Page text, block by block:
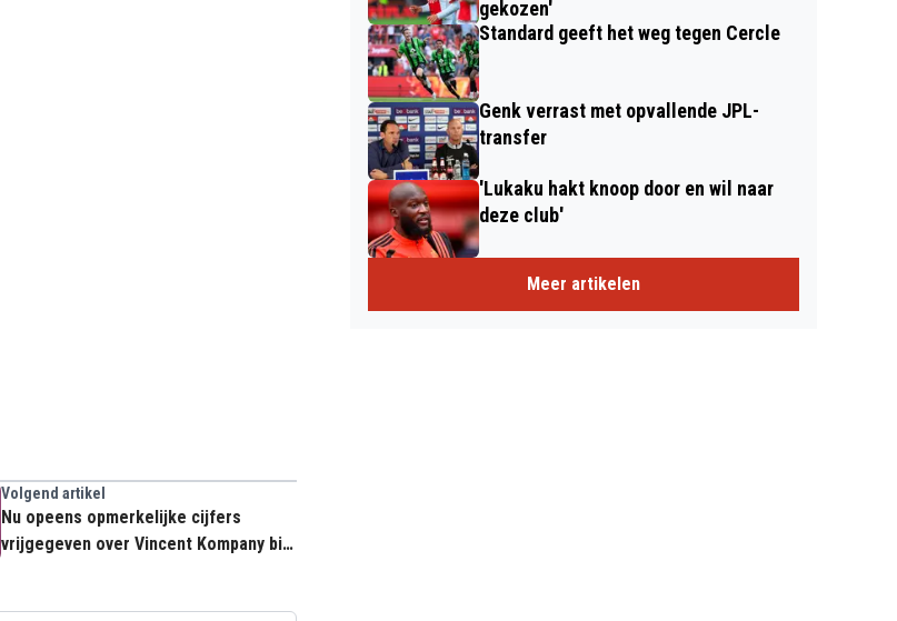
Volgend artikel
Nu opeens opmerkelijke cijfers
vrijgegeven over Vincent Kompany bij
gekozen'
Standard geeft het weg tegen Cercle
Genk verrast met opvallende JPL-
transfer
'Lukaku hakt knoop door en wil naar
deze club'
Meer artikelen